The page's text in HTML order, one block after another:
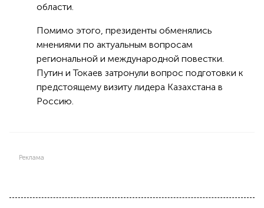
области.
Помимо этого, президенты обменялись
мнениями по актуальным вопросам
региональной и международной повестки.
Путин и Токаев затронули вопрос подготовки к
предстоящему визиту лидера Казахстана в
Россию.
Реклама